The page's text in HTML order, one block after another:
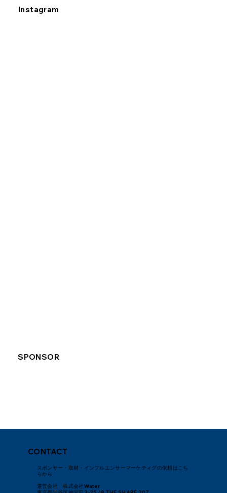
Instagram
SPONSOR
CONTACT
スポンサー・取材・インフルエンサーマーケティグの依頼はこち
らから
運営会社 株式会社Water